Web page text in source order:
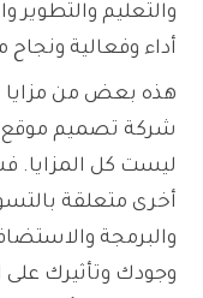
والتعليم والتطوير
أداء وفعالية
هذه بعض من مزايا
شركة تصميم موقع
ليست كل المزايا.
أخرى متعلقة
والبرمجة
وجودك وتأثيرك على